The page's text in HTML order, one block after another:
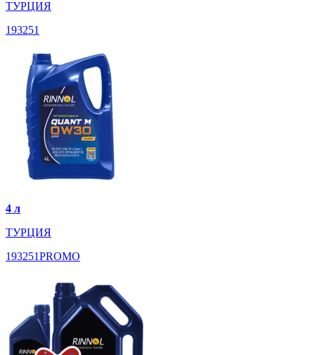
ТУРЦИЯ
193251
4 л
ТУРЦИЯ
193251PROMO